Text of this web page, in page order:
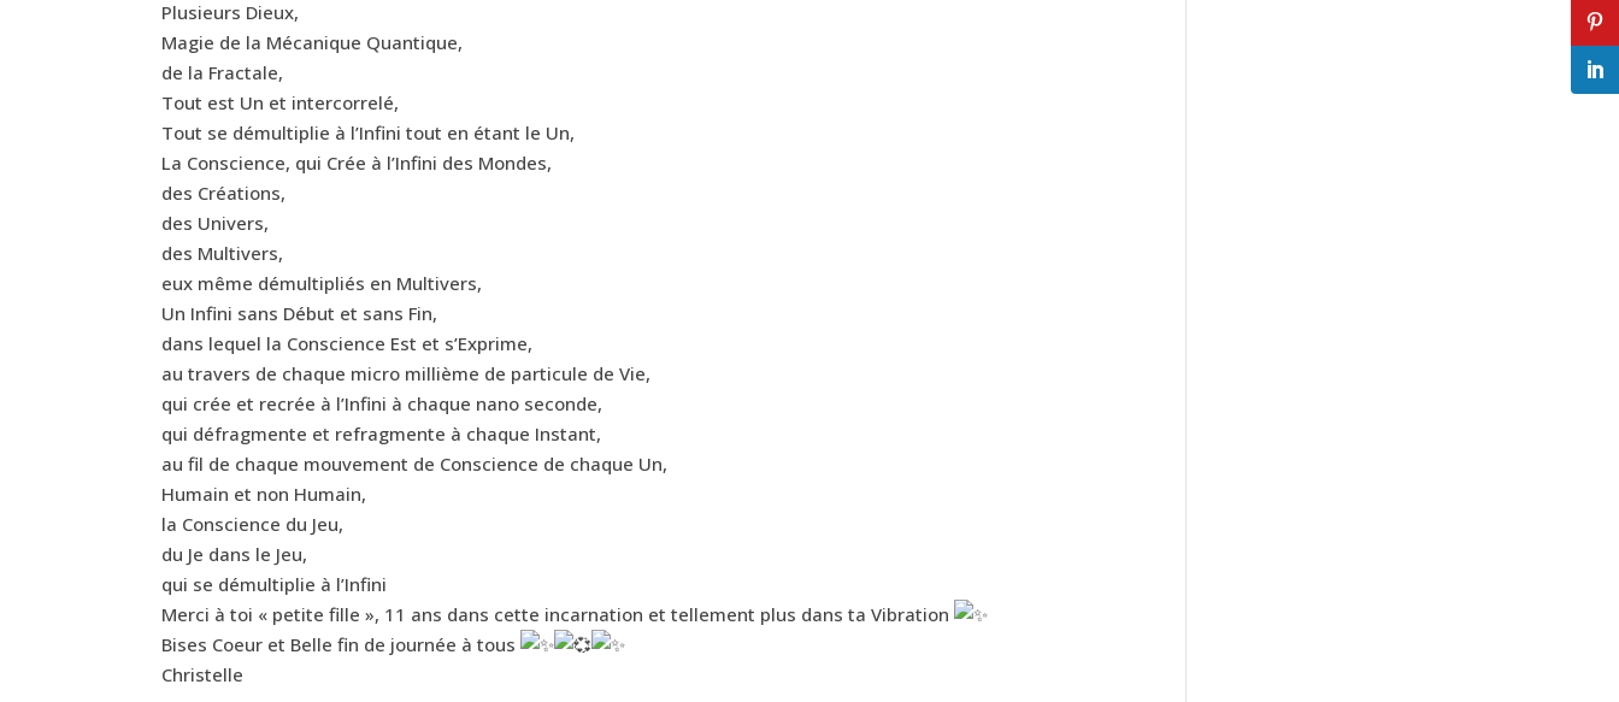
Plusieurs Dieux,
Magie de la Mécanique Quantique,
de la Fractale,
Tout est Un et intercorrelé,
Tout se démultiplie à l’Infini tout en étant le Un,
La Conscience, qui Crée à l’Infini des Mondes,
des Créations,
des Univers,
des Multivers,
eux même démultipliés en Multivers,
Un Infini sans Début et sans Fin,
dans lequel la Conscience Est et s’Exprime,
au travers de chaque micro millième de particule de Vie,
qui crée et recrée à l’Infini à chaque nano seconde,
qui défragmente et refragmente à chaque Instant,
au fil de chaque mouvement de Conscience de chaque Un,
Humain et non Humain,
la Conscience du Jeu,
du Je dans le Jeu,
qui se démultiplie à l’Infini
Merci à toi « petite fille », 11 ans dans cette incarnation et tellement plus dans ta Vibration
Bises Coeur et Belle fin de journée à tous
Christelle